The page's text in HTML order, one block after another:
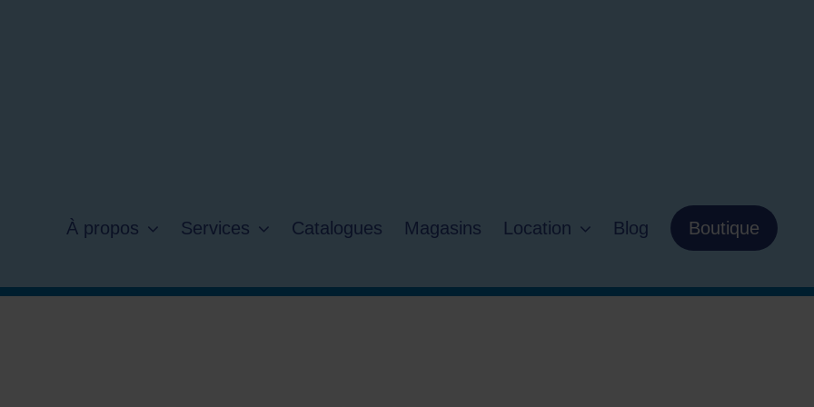
À propos Services Catalogues Magasins Location Blog Boutique